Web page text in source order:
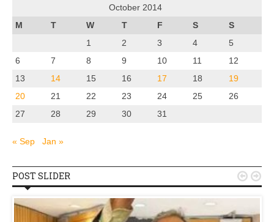
October 2014
M
T W T F S
S
1
2 3 4
5
6
7 8 9 10 11
12
13
14 15 16 17 18
19
20
21 22 23 24 25
26
27
28 29 30 31
« Sep Jan »
POST SLIDER  